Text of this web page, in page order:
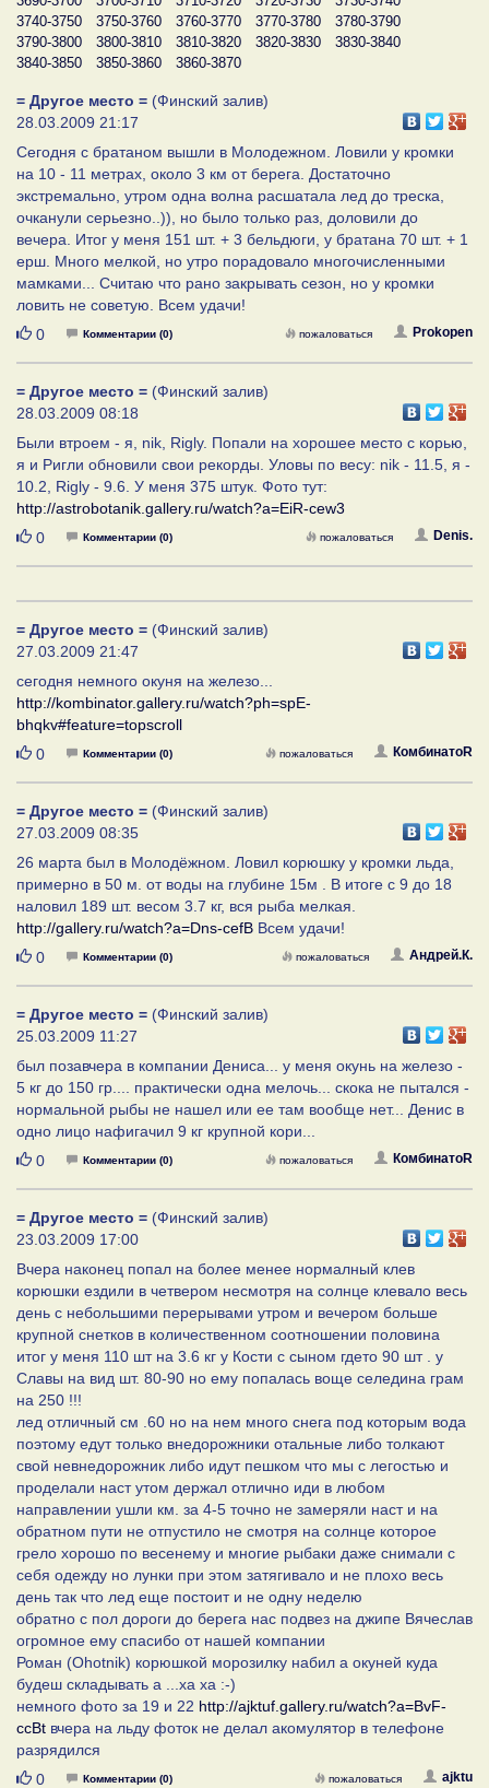
3740-3750
3750-3760 3760-3770 3770-3780
3780-3790
3790-3800
3800-3810 3810-3820 3820-3830
3830-3840
3840-3850
3850-3860 3860-3870
= Другое место = (Финский залив)
28.03.2009 21:17
Сегодня с братаном вышли в Молодежном. Ловили у кромки
на 10 - 11 метрах, около 3 км от берега. Достаточно
экстремально, утром одна волна расшатала лед до треска,
очканули серьезно..)), но было только раз, доловили до
вечера. Итог у меня 151 шт. + 3 бельдюги, у братана 70 шт. + 1
ерш. Много мелкой, но утро порадовало многочисленными
мамками... Считаю что рано закрывать сезон, но у кромки
ловить не советую. Всем удачи!
Нравится
0 Комментарии (0) Prokopen
пожаловаться
= Другое место = (Финский залив)
28.03.2009 08:18
Были втроем - я, nik, Rigly. Попали на хорошее место с корью,
я и Ригли обновили свои рекорды. Уловы по весу: nik - 11.5, я -
10.2, Rigly - 9.6. У меня 375 штук. Фото тут:
http://astrobotanik.gallery.ru/watch?a=EiR-cew3
Нравится
0 Комментарии (0) Denis.
пожаловаться
= Другое место = (Финский залив)
27.03.2009 21:47
сегодня немного окуня на железо...
http://kombinator.gallery.ru/watch?ph=spE-
bhqkv#feature=topscroll
Нравится
0 Комментарии (0) КомбинатоR
пожаловаться
= Другое место = (Финский залив)
27.03.2009 08:35
26 марта был в Молодёжном. Ловил корюшку у кромки льда,
примерно в 50 м. от воды на глубине 15м . В итоге с 9 до 18
наловил 189 шт. весом 3.7 кг, вся рыба мелкая.
http://gallery.ru/watch?a=Dns-cefB Всем удачи!
Нравится
0 Комментарии (0) Андрей.К.
пожаловаться
= Другое место = (Финский залив)
25.03.2009 11:27
был позавчера в компании Дениса... у меня окунь на железо -
5 кг до 150 гр.... практически одна мелочь... скока не пытался -
нормальной рыбы не нашел или ее там вообще нет... Денис в
одно лицо нафигачил 9 кг крупной кори...
Нравится
0 Комментарии (0) КомбинатоR
пожаловаться
= Другое место = (Финский залив)
23.03.2009 17:00
Вчера наконец попал на более менее нормалный клев
корюшки ездили в четвером несмотря на солнце клевало весь
день с небольшими перерывами утром и вечером больше
крупной снетков в количественном соотношении половина
итог у меня 110 шт на 3.6 кг у Кости с сыном гдето 90 шт . у
Славы на вид шт. 80-90 но ему попалась воще селедина грам
на 250 !!!
лед отличный см .60 но на нем много снега под которым вода
поэтому едут только внедорожники отальные либо толкают
свой невнедорожник либо идут пешком что мы с легостью и
проделали наст утом держал отлично иди в любом
направлении ушли км. за 4-5 точно не замеряли наст и на
обратном пути не отпустило не смотря на солнце которое
грело хорошо по весенему и многие рыбаки даже снимали с
себя одежду но лунки при этом затягивало и не плохо весь
день так что лед еще постоит и не одну неделю
обратно с пол дороги до берега нас подвез на джипе Вячеслав
огромное ему спасибо от нашей компании
Роман (Ohotnik) корюшкой морозилку набил а окуней куда
будеш складывать а ...ха ха :-)
немного фото за 19 и 22 http://ajktuf.gallery.ru/watch?a=BvF-
ccBt вчера на льду фоток не делал акомулятор в телефоне
разрядился
Нравится
0 Комментарии (0) ajktu
пожаловаться